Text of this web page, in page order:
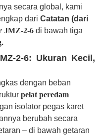
secara global, kami
dari Catatan (dari
JMZ-2-6 di bawah tiga
2-6: Ukuran Kecil,
dengan beban
pelat peredam
isolator pegas karet
berubah secara
– di bawah getaran